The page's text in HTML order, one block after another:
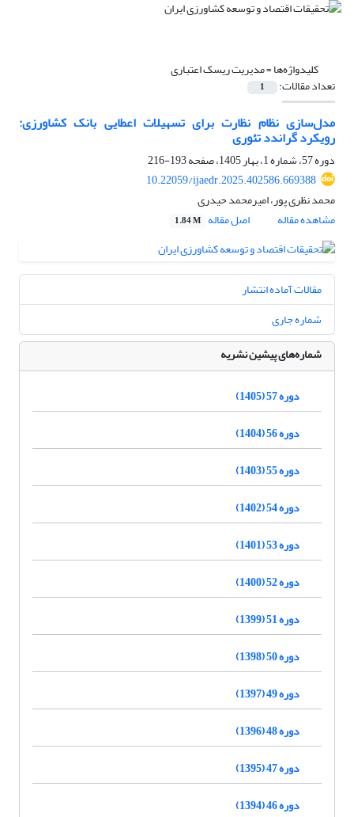
کلیدواژه‌ها =مدیریت ریسک اعتباری
تعداد مقالات: 1
مدل‌سازی نظام نظارت برای تسهیلات اعطایی بانک کشاورزی:
رویکرد گراندد تئوری
دوره 57، شماره 1، بهار 1405، صفحه
193-216
10.22059/ijaedr.2025.402586.669388
محمد نظری پور، امیرمحمد حیدری
مشاهده مقاله
اصل مقاله 1.84 M
مقالات آماده انتشار
شماره جاری
شماره‌های پیشین نشریه
دوره 57 (1405)
دوره 56 (1404)
دوره 55 (1403)
دوره 54 (1402)
دوره 53 (1401)
دوره 52 (1400)
دوره 51 (1399)
دوره 50 (1398)
دوره 49 (1397)
دوره 48 (1396)
دوره 47 (1395)
دوره 46 (1394)